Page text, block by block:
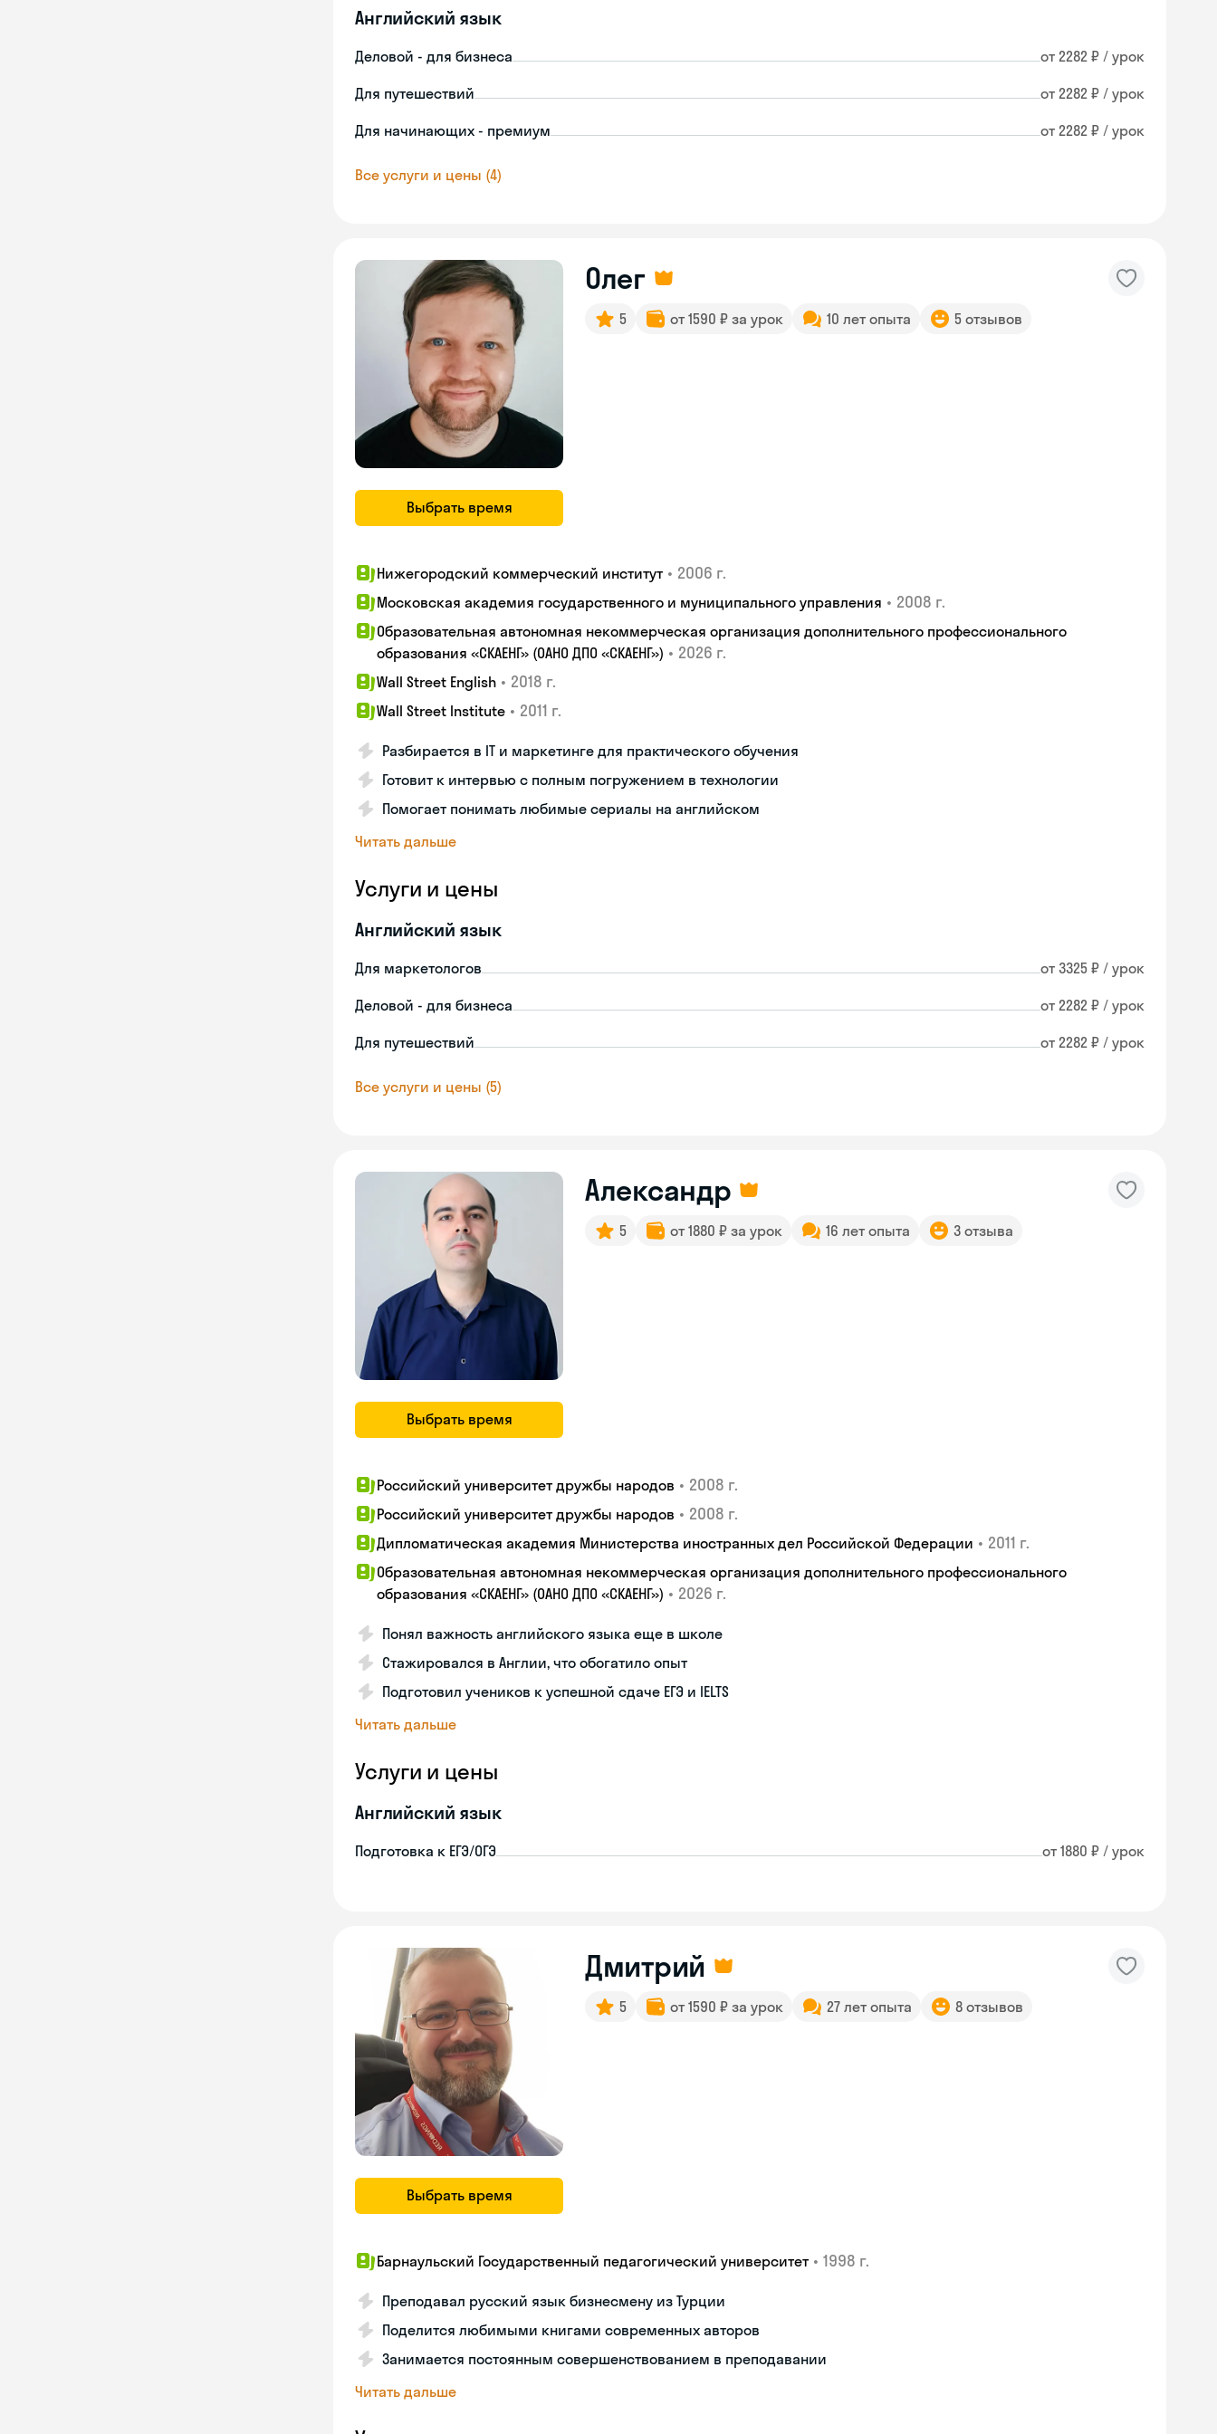
Английский язык
Деловой - для бизнеса от 2282 ₽ / урок
Для путешествий от 2282 ₽ / урок
Для начинающих - премиум от 2282 ₽ / урок
Все услуги и цены (4)
Выбрать время
Олег
5 от 1590 ₽ за урок 10 лет опыта 5 отзывов
Нижегородский коммерческий институт • 2006 г.
Московская академия государственного и муниципального управления • 2008 г.
Образовательная автономная некоммерческая организация дополнительного профессионального
образования «СКАЕНГ» (ОАНО ДПО «СКАЕНГ») • 2026 г.
Wall Street English • 2018 г.
Wall Street Institute • 2011 г.
Разбирается в IT и маркетинге для практического обучения
Готовит к интервью с полным погружением в технологии
Помогает понимать любимые сериалы на английском
Читать дальше
Услуги и цены
Английский язык
Для маркетологов от 3325 ₽ / урок
Деловой - для бизнеса от 2282 ₽ / урок
Для путешествий от 2282 ₽ / урок
Все услуги и цены (5)
Выбрать время
Александр
5 от 1880 ₽ за урок 16 лет опыта 3 отзыва
Российский университет дружбы народов • 2008 г.
Российский университет дружбы народов • 2008 г.
Дипломатическая академия Министерства иностранных дел Российской Федерации • 2011 г.
Образовательная автономная некоммерческая организация дополнительного профессионального
образования «СКАЕНГ» (ОАНО ДПО «СКАЕНГ») • 2026 г.
Понял важность английского языка еще в школе
Стажировался в Англии, что обогатило опыт
Подготовил учеников к успешной сдаче ЕГЭ и IELTS
Читать дальше
Услуги и цены
Английский язык
Подготовка к ЕГЭ/ОГЭ от 1880 ₽ / урок
Выбрать время
Дмитрий
5 от 1590 ₽ за урок 27 лет опыта 8 отзывов
Барнаульский Государственный педагогический университет • 1998 г.
Преподавал русский язык бизнесмену из Турции
Поделится любимыми книгами современных авторов
Занимается постоянным совершенствованием в преподавании
Читать дальше